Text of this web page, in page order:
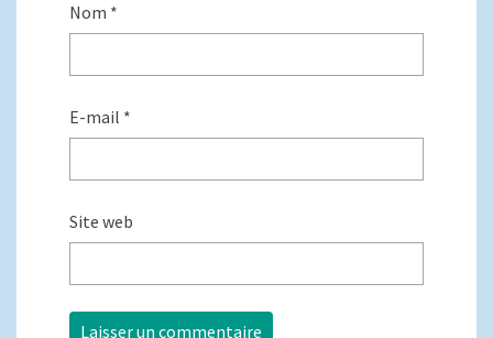
Nom *
E-mail *
Site web